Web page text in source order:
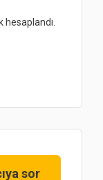
hesaplandı.
sor